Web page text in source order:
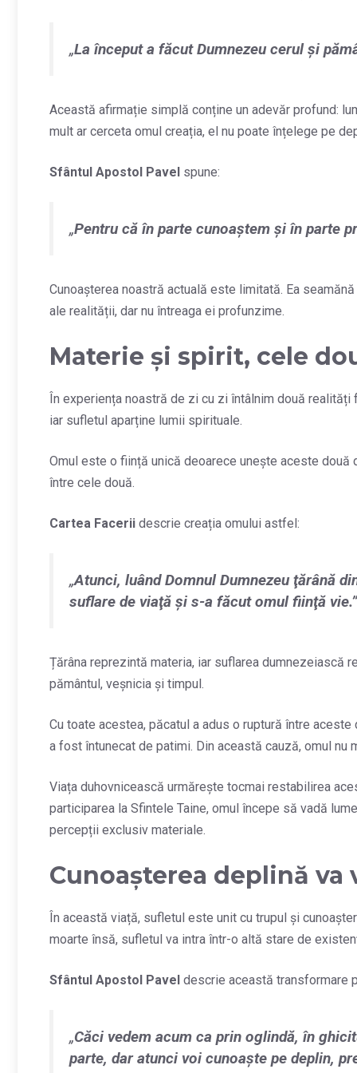
„La început a făcut Dumnezeu cerul și
Această afirmație simplă conține un adevăr profund:
mult ar cerceta omul creația, el nu poate înțelege pe
Sfântul Apostol Pavel spune:
„Pentru că în parte cunoaştem şi în parte
Cunoașterea noastră actuală este limitată. Ea
ale realității, dar nu întreaga ei profunzime.
Materie și spirit, cele
În experiența noastră de zi cu zi întâlnim două realități
iar sufletul aparține lumii spirituale.
Omul este o ființă unică deoarece unește aceste
între cele două.
Cartea Facerii descrie creația omului astfel:
„Atunci, luând Domnul Dumnezeu ţărână
suflare de viaţă şi s-a făcut omul fiinţă vie.”
Țărâna reprezintă materia, iar suflarea dumnezeiască
pământul, veșnicia și timpul.
Cu toate acestea, păcatul a adus o ruptură între
a fost întunecat de patimi. Din această cauză, omul nu
Viața duhovnicească urmărește tocmai restabilirea
participarea la Sfintele Taine, omul începe să vadă
percepții exclusiv materiale.
Cunoașterea deplină va
În această viață, sufletul este unit cu trupul și
moarte însă, sufletul va intra într-o altă stare de
Sfântul Apostol Pavel descrie această transformare
„Căci vedem acum ca prin oglindă, în
parte, dar atunci voi cunoaşte pe deplin,